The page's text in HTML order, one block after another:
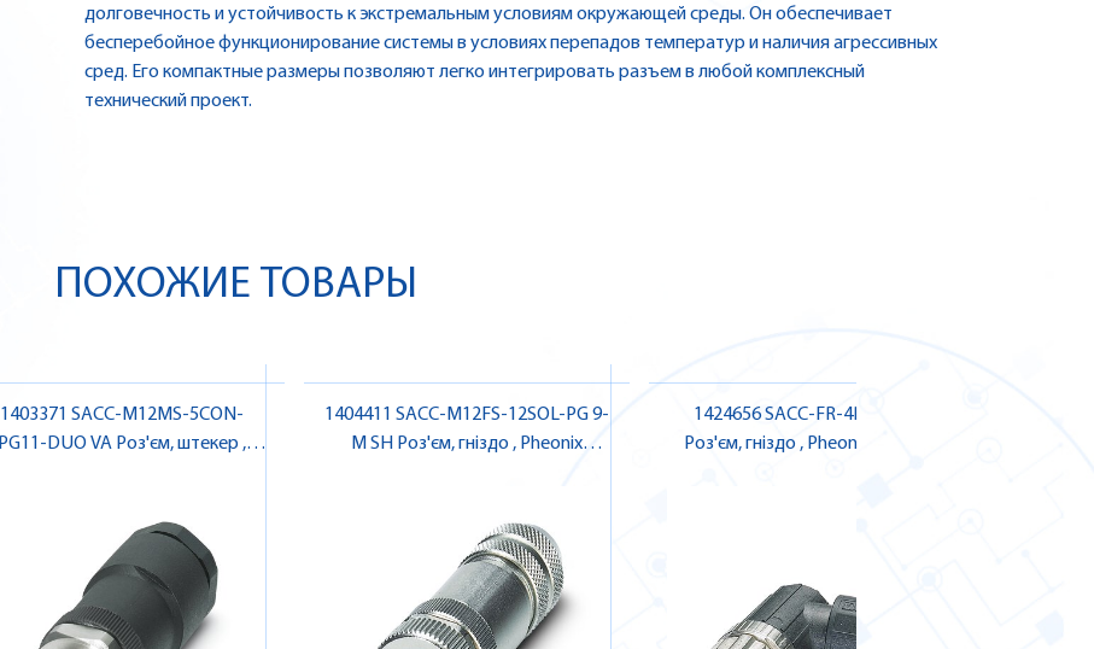
долговечность и устойчивость к экстремальным условиям окружающей среды. Он обеспечивает
бесперебойное функционирование системы в условиях перепадов температур и наличия агрессивных
сред. Его компактные размеры позволяют легко интегрировать разъем в любой комплексный
технический проект.
ПОХОЖИЕ ТОВАРЫ
1403371 SACC-M12MS-5CON-
PG11-DUO VA Роз'єм, штекер ,
1404411 SACC-M12FS-12SOL-PG 9-
M SH Роз'єм, гніздо , Pheonix
1424656 SACC-FR-4PL M SCO
Роз'єм, гніздо , Pheonix Contact